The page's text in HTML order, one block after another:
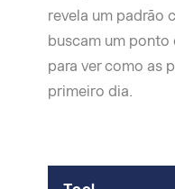
revela um padrão
buscam um
para ver como as
primeiro dia.